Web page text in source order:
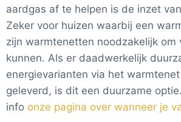
aardgas af te helpen is de inzet
Zeker voor huizen waarbij een
zijn warmtenetten noodzakelijk om
kunnen. Als er daadwerkelijk
energievarianten via het
geleverd, is dit een duurzame
info onze pagina over wanneer je